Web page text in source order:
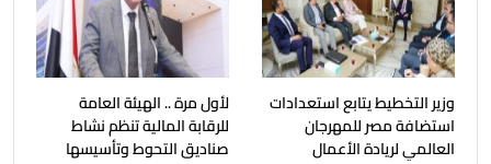
وزير التخطيط يتابع استعدادات
استضافة مصر للمهرجان
العالمي لريادة الأعمال
لأول مرة .. الهيئة العامة
للرقابة المالية تنظم نشاط
صناديق التحوط وتأسيسها